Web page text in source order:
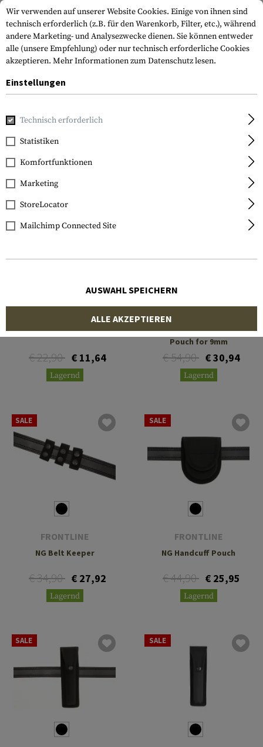
Home Tactical Gear
FILTER
SALE
NG Key Holder
€ 22,90 € 11,64
Lagernd
NG Double Pistol Mag
Pouch for 9mm
€ 54,90 € 30,94
Lagernd
SALE
FRONTLINE
NG Belt Keeper
€ 34,90 € 27,92
Lagernd
SALE
FRONTLINE
NG Handcuff Pouch
€ 44,90 € 25,95
Lagernd
SALE SALE
Wir verwenden auf unserer Website Cookies. Einige von ihnen sind
technisch erforderlich (z.B. für den Warenkorb, Filter, etc.), während
andere Marketing- und Analysezwecke dienen. Sie können entweder
alle (unsere Empfehlung) oder nur technisch erforderliche Cookies
akzeptieren. Mehr Informationen zum Datenschutz lesen.
Einstellungen
Technisch erforderlich
Statistiken
Komfortfunktionen
Marketing
StoreLocator
Mailchimp Connected Site
AUSWAHL SPEICHERN
ALLE AKZEPTIEREN